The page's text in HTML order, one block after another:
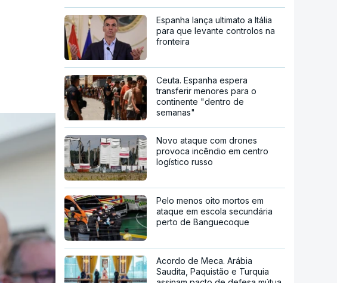
Espanha lança ultimato a Itália
para que levante controlos na
fronteira
Ceuta. Espanha espera
transferir menores para o
continente "dentro de
semanas"
Novo ataque com drones
provoca incêndio em centro
logístico russo
Pelo menos oito mortos em
ataque em escola secundária
perto de Banguecoque
Acordo de Meca. Arábia
Saudita, Paquistão e Turquia